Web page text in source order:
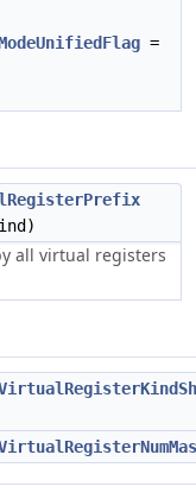
=
all virtual registers